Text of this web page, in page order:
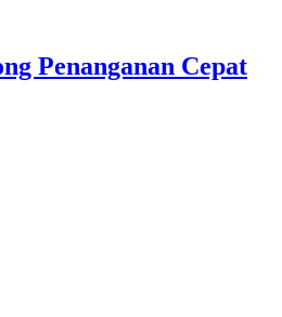
Penanganan Cepat